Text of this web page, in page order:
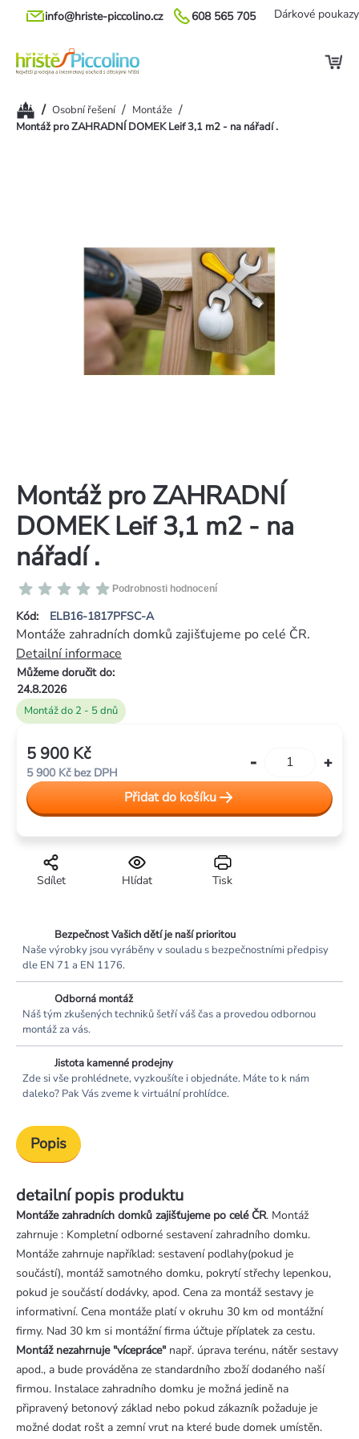
Přejít
608 565 705
info@hriste-piccolino.cz Dárkové poukazy
Domů/ Osobní řešení / Montáže /
Montáž pro ZAHRADNÍ DOMEK Leif 3,1 m2 - na nářadí .
Montáž pro ZAHRADNÍ
DOMEK Leif 3,1 m2 - na
nářadí .
Kód: ELB16-1817PFSC-A
Průměrné
hodnocení
produktu
je
0,0
z
5
hvězdiček.
Podrobnosti hodnocení
Montáž do 2 - 5 dnů
Můžeme doručit do:
24.8.2026
Montáže zahradních domků zajišťujeme po celé ČR.
Detailní informace
Tisk
Hlídat
Sdílet
5 900 Kč
5 900 Kč bez DPH
cena:
Přidat do košíku
Bezpečnost Vašich dětí je naší prioritou
Naše výrobky jsou vyráběny v souladu s bezpečnostními předpisy
dle EN 71 a EN 1176.
Odborná montáž
Náš tým zkušených techniků šetří váš čas a provedou odbornou
montáž za vás.
Jistota kamenné prodejny
Zde si vše prohlédnete, vyzkoušíte i objednáte. Máte to k nám
daleko? Pak Vás zveme k virtuální prohlídce.
Popis
detailní popis produktu
Montáže zahradních domků zajišťujeme po celé ČR. Montáž
zahrnuje : Kompletní odborné sestavení zahradního domku.
Montáže zahrnuje například: sestavení podlahy(pokud je
součástí), montáž samotného domku, pokrytí střechy lepenkou,
pokud je součástí dodávky, apod. Cena za montáž sestavy je
informativní. Cena montáže platí v okruhu 30 km od montážní
firmy. Nad 30 km si montážní firma účtuje příplatek za cestu.
Montáž nezahrnuje "vícepráce"např. úprava terénu, nátěr sestavy
apod., a bude prováděna ze standardního zboží dodaného naší
firmou. Instalace zahradního domku je možná jedině na
připravený betonový základ nebo pokud zákazník požaduje je
možné dodat rošt a zemní vrut na které bude domek umístěn.